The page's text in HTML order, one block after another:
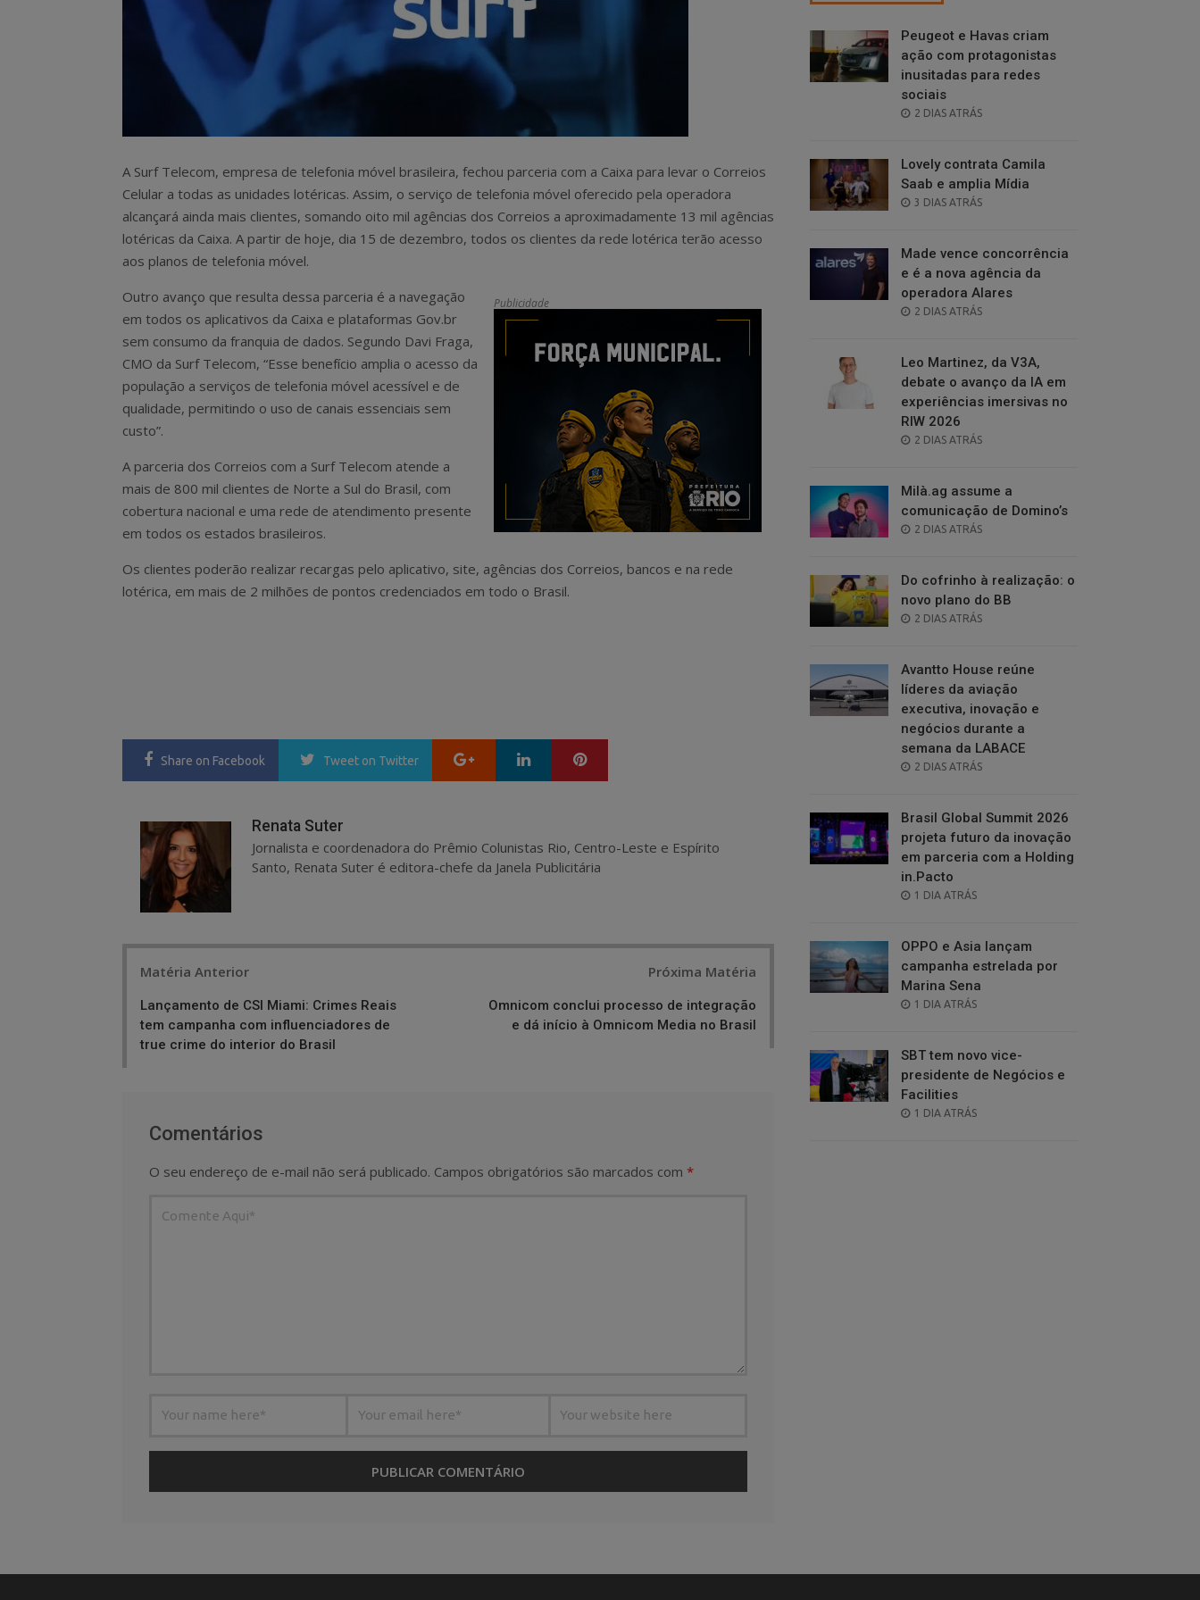
A Surf Telecom, empresa de telefonia móvel brasileira, fechou parceria com a Caixa para levar o Correios
Celular a todas as unidades lotéricas. Assim, o serviço de telefonia móvel oferecido pela operadora
alcançará ainda mais clientes, somando oito mil agências dos Correios a aproximadamente 13 mil agências
lotéricas da Caixa. A partir de hoje, dia 15 de dezembro, todos os clientes da rede lotérica terão acesso
aos planos de telefonia móvel.
Publicidade
Outro avanço que resulta dessa parceria é a navegação
em todos os aplicativos da Caixa e plataformas Gov.br
sem consumo da franquia de dados. Segundo Davi Fraga,
CMO da Surf Telecom, “Esse benefício amplia o acesso da
população a serviços de telefonia móvel acessível e de
qualidade, permitindo o uso de canais essenciais sem
custo”.
A parceria dos Correios com a Surf Telecom atende a
mais de 800 mil clientes de Norte a Sul do Brasil, com
cobertura nacional e uma rede de atendimento presente
em todos os estados brasileiros.
Os clientes poderão realizar recargas pelo aplicativo, site, agências dos Correios, bancos e na rede
lotérica, em mais de 2 milhões de pontos credenciados em todo o Brasil.
Share on Facebook Tweet on Twitter Google+ LinkedIn
Renata Suter
Jornalista e coordenadora do Prêmio Colunistas Rio, Centro-Leste e Espírito
Santo, Renata Suter é editora-chefe da Janela Publicitária
Matéria Anterior
Lançamento de CSI Miami: Crimes Reais
tem campanha com influenciadores de
true crime do interior do Brasil
Próxima Matéria
Omnicom conclui processo de integração
e dá início à Omnicom Media no Brasil
Comentários
O seu endereço de e-mail não será publicado. Campos obrigatórios são marcados com *
Peugeot e Havas criam
ação com protagonistas
inusitadas para redes
sociais
POSTED
2 DIAS ATRÁS
Lovely contrata Camila
Saab e amplia Mídia
POSTED
3 DIAS ATRÁS
Made vence concorrência
e é a nova agência da
operadora Alares
POSTED
2 DIAS ATRÁS
Leo Martinez, da V3A,
debate o avanço da IA em
experiências imersivas no
RIW 2026
POSTED
2 DIAS ATRÁS
Milà.ag assume a
comunicação de Domino’s
POSTED
2 DIAS ATRÁS
Do cofrinho à realização: o
novo plano do BB
POSTED
2 DIAS ATRÁS
Avantto House reúne
líderes da aviação
executiva, inovação e
negócios durante a
semana da LABACE
POSTED
2 DIAS ATRÁS
Brasil Global Summit 2026
projeta futuro da inovação
em parceria com a Holding
in.Pacto
POSTED
1 DIA ATRÁS
OPPO e Asia lançam
campanha estrelada por
Marina Sena
POSTED
1 DIA ATRÁS
SBT tem novo vice-
presidente de Negócios e
Facilities
POSTED
1 DIA ATRÁS